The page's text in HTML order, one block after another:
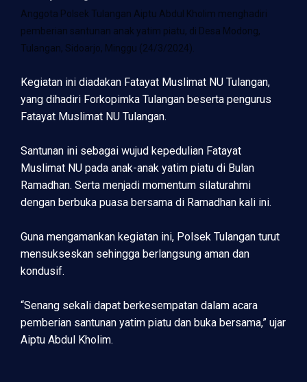
Anggota Polsek Tulangan Aiptu Abdul Kholim menghadiri
pemberian santunan anak yatim piatu, di Desa Modong,
Tulangan, Sidoarjo, Minggu (24/3/2024).
Kegiatan ini diadakan Fatayat Muslimat NU Tulangan,
yang dihadiri Forkopimka Tulangan beserta pengurus
Fatayat Muslimat NU Tulangan.
Santunan ini sebagai wujud kepedulian Fatayat
Muslimat NU pada anak-anak yatim piatu di Bulan
Ramadhan. Serta menjadi momentum silaturahmi
dengan berbuka puasa bersama di Ramadhan kali ini.
Guna mengamankan kegiatan ini, Polsek Tulangan turut
mensukseskan sehingga berlangsung aman dan
kondusif.
“Senang sekali dapat berkesempatan dalam acara
pemberian santunan yatim piatu dan buka bersama,” ujar
Aiptu Abdul Kholim.